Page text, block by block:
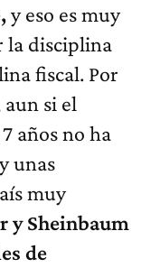
y eso es muy
la disciplina
fiscal. Por
aun si el
años no ha
unas
muy
y Sheinbaum
de